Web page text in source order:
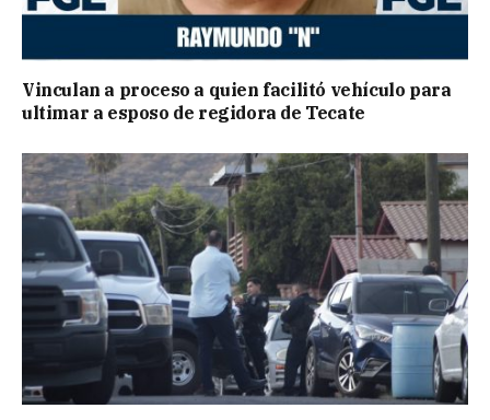
Vinculan a proceso a quien facilitó vehículo para
ultimar a esposo de regidora de Tecate